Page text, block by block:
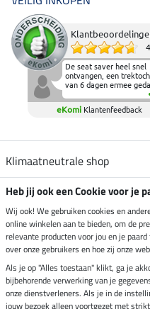
De seat saver heel snel
ontvangen, een
van 6 dagen ermee
en deze heeft de
fantastisch doorstaan.
Heerlijk zacht om op te
elkaar in het zadel.
eKomi Klantenfeedback
Klimaatneutrale shop
Verzending per
Veilig betalen met
Heb jij ook een Cookie voor je
Wij ook! We gebruiken cookies en
online winkelen aan te bieden, om de
relevante producten voor jou en je
over onze gebruikers en hoe zij onze
Als je op "Alles toestaan" klikt, ga je
bijbehorende verwerking van je
onze dienstverleners. Als je in de
jouw bezoek alleen voortgezet met